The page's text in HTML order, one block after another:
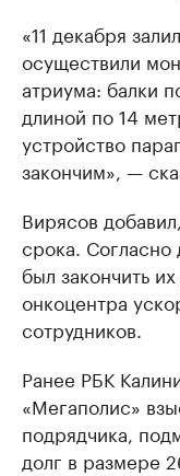
«11 декабря
осуществили
атриума: балки
длиной по 14
устройство
закончим», —
Вирясов
срока. Согласно
был закончить
онкоцентра
сотрудников.
Ранее РБК
«Мегаполис»
подрядчика,
долг в размере